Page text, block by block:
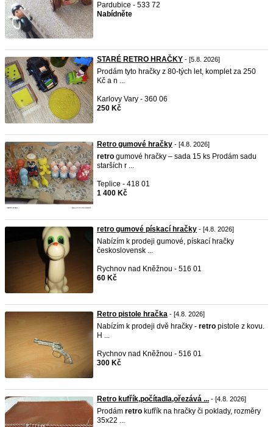
Pardubice - 533 72
Nabídněte
STARÉ RETRO HRAČKY - [5.8. 2026]
Prodám tyto hračky z 80-tých let, komplet za 250
Kč a n ...
Karlovy Vary - 360 06
250 Kč
Retro gumové hračky - [4.8. 2026]
retro gumové hračky – sada 15 ks Prodám sadu
starších r ...
Teplice - 418 01
1 400 Kč
retro gumové pískací hračky - [4.8. 2026]
Nabízím k prodeji gumové, pískací hračky
československ ...
Rychnov nad Kněžnou - 516 01
60 Kč
Retro pistole hračka - [4.8. 2026]
Nabízím k prodeji dvě hračky - retro pistole z kovu.
H ...
Rychnov nad Kněžnou - 516 01
300 Kč
Retro kufřík,počítadla,ořezává ... - [4.8. 2026]
Prodám retro kufřík na hračky či poklady, rozměry
35x22 ...